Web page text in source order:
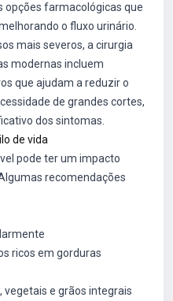
opções farmacológicas que
o fluxo urinário.
mais severos, a cirurgia
modernas incluem
que ajudam a reduzir o
de grandes cortes,
dos sintomas.
de vida
pode ter um impacto
recomendações
ricos em gorduras
e grãos integrais